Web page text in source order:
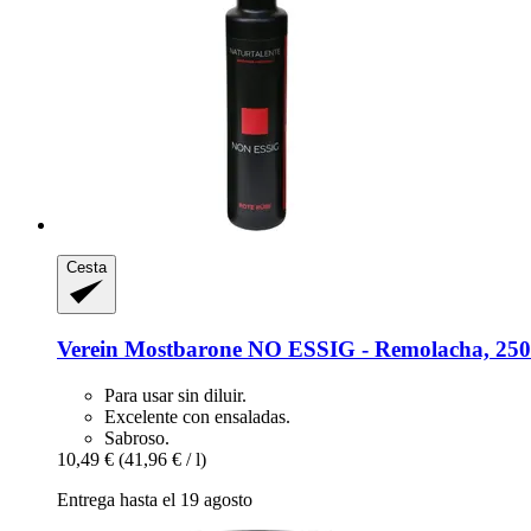
Cesta
Verein Mostbarone NO ESSIG -​ Remolacha,
Para usar sin diluir.
Excelente con ensaladas.
Sabroso.
10,49 € (41,96 € / l)
Entrega hasta el 19 agosto